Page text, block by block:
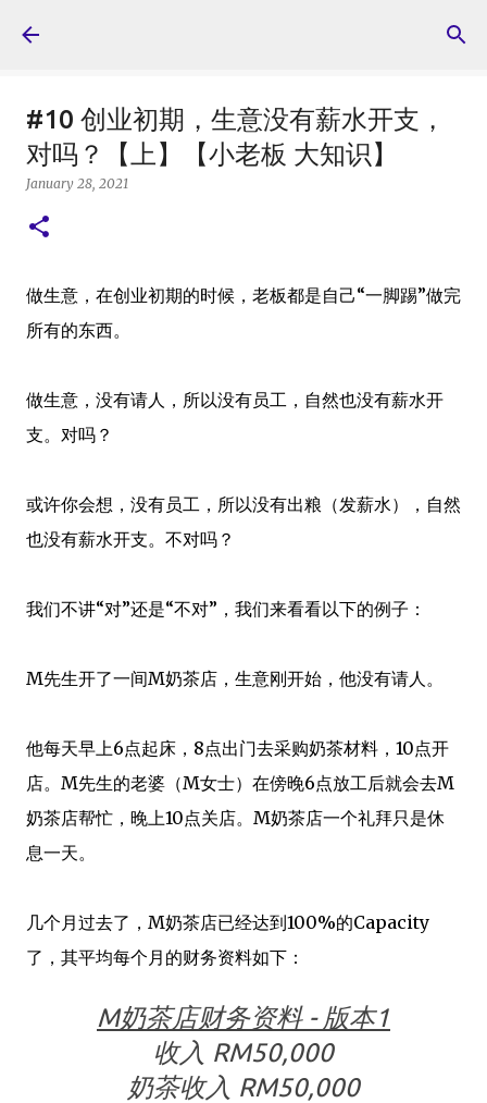
#10 创业初期，生意没有薪水开支，
对吗？【上】【小老板 大知识】
January 28, 2021
做生意，在创业初期的时候，老板都是自己“一脚踢”做完
所有的东西。
做生意，没有请人，所以没有员工，自然也没有薪水开
支。对吗？
或许你会想，没有员工，所以没有出粮（发薪水），自然
也没有薪水开支。不对吗？
我们不讲“对”还是“不对”，我们来看看以下的例子：
M先生开了一间M奶茶店，生意刚开始，他没有请人。
他每天早上6点起床，8点出门去采购奶茶材料，10点开
店。M先生的老婆（M女士）在傍晚6点放工后就会去M
奶茶店帮忙，晚上10点关店。M奶茶店一个礼拜只是休
息一天。
几个月过去了，M奶茶店已经达到100%的Capacity
了，其平均每个月的财务资料如下：
M奶茶店财务资料 - 版本1
收入 RM50,000
奶茶收入 RM50,000